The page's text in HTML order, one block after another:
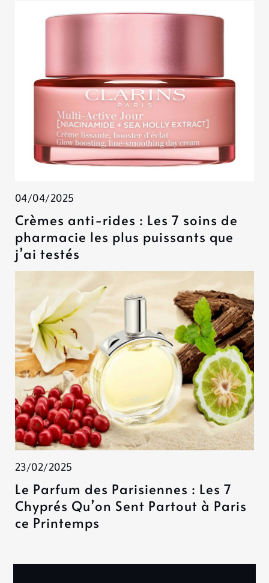
04/04/2025
Crèmes anti-rides : Les 7 soins de
pharmacie les plus puissants que
j’ai testés
23/02/2025
Le Parfum des Parisiennes : Les 7
Chyprés Qu’on Sent Partout à Paris
ce Printemps